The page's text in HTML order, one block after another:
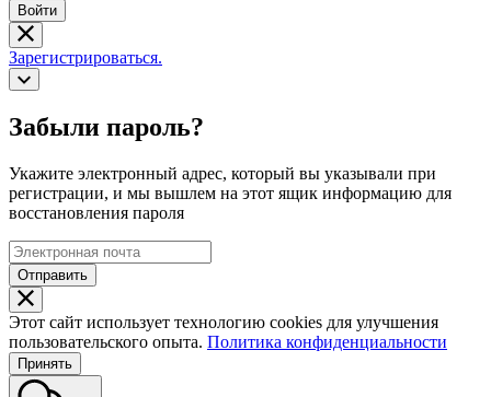
Войти
Зарегистрироваться.
Забыли пароль?
Укажите электронный адрес, который вы указывали при
регистрации, и мы вышлем на этот ящик информацию для
восстановления пароля
Отправить
Этот сайт использует технологию cookies для улучшения
пользовательского опыта. Политика конфиденциальности
Принять